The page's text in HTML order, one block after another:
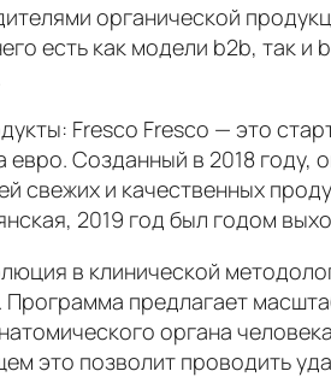
органической
есть как модели b2b, так
Fresco Fresco — это
Созданный в 2018 году,
и качественных
2019 год был годом
в клинической
предлагает
органа
это позволит проводить